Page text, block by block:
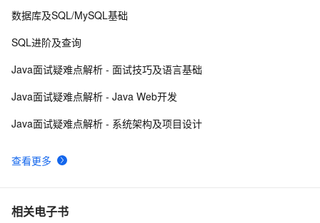
10MaxCompute执行作业慢的原因排查
查看更多
数据库及SQL/MySQL基础
SQL进阶及查询
Java面试疑难点解析 - 面试技巧及语言基础
Java面试疑难点解析 - Java Web开发
Java面试疑难点解析 - 系统架构及项目设计
相关电子书